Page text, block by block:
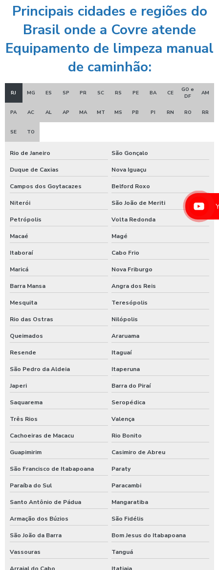
Ducha azul preço
Ducha rapida para carros
Equipamento para higienização de carros
Equipamento de lavagem automotiva
Equipamento para lavagem de onibus
Equipamento de limpeza de colheitadeiras
Equipamento de limpeza manual de caminhão
Equipamentos para higienização automotiva
Equipamentos para higienização de veiculos
Equipamentos para lavagem de caminhoes
Equipamentos para lavagem de carros
Espuma azul para lava rapido
Espuma azul para lavar carros
Espuma de neve para lavar carros
Germicida automotivo
Germicida para carros
Higienização automotiva
Higienização automotiva contra covid 19
Higienização automotiva preço
Higienização automotiva a seco
Higienização automotiva valor
Higienização automotiva a vapor
Higienização de carros preço
Lava ônibus
Principais cidades e regiões do
Brasil onde a Covre atende
Equipamento de limpeza manual
de caminhão:
RJ MG ES SP PR SC RS PE BA CE
GO e
DF
AM
PA AC AL AP MA MT MS PB PI RN RO RR
SE TO
Rio de Janeiro São Gonçalo
Duque de Caxias Nova Iguaçu
Campos dos Goytacazes Belford Roxo
Niterói São João de Meriti
Petrópolis Volta Redonda
Macaé Magé
Itaboraí Cabo Frio
Maricá Nova Friburgo
Barra Mansa Angra dos Reis
Mesquita Teresópolis
Rio das Ostras Nilópolis
Queimados Araruama
Resende Itaguaí
São Pedro da Aldeia Itaperuna
Japeri Barra do Piraí
Saquarema Seropédica
Três Rios Valença
Cachoeiras de Macacu Rio Bonito
Guapimirim Casimiro de Abreu
São Francisco de Itabapoana Paraty
Paraíba do Sul Paracambi
Santo Antônio de Pádua Mangaratiba
Armação dos Búzios São Fidélis
São João da Barra Bom Jesus do Itabapoana
Vassouras Tanguá